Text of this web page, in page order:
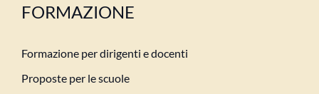
FORMAZIONE
Formazione per dirigenti e docenti
Proposte per le scuole